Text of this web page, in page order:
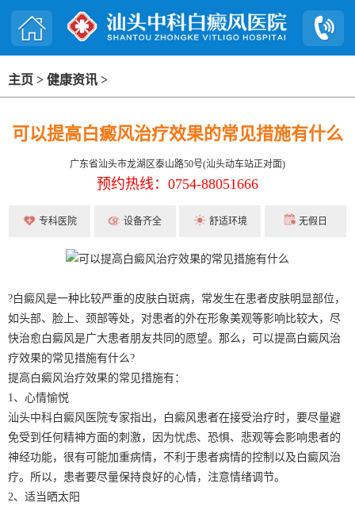
主页 > 健康资讯 >
可以提高白癜风治疗效果的常见措施有什么
广东省汕头市龙湖区泰山路50号(汕头动车站正对面)
预约热线：0754-88051666
专科医院 设备齐全 舒适环境 无假日
?白癜风是一种比较严重的皮肤白斑病，常发生在患者皮肤明显部位，
如头部、脸上、颈部等处，对患者的外在形象美观等影响比较大，尽
快治愈白癜风是广大患者朋友共同的愿望。那么，可以提高白癜风治
疗效果的常见措施有什么?
提高白癜风治疗效果的常见措施有：
1、心情愉悦
汕头中科白癜风医院专家指出，白癜风患者在接受治疗时，要尽量避
免受到任何精神方面的刺激，因为忧虑、恐惧、悲观等会影响患者的
神经功能，很有可能加重病情，不利于患者病情的控制以及白癜风治
疗。所以，患者要尽量保持良好的心情，注意情绪调节。
2、适当晒太阳